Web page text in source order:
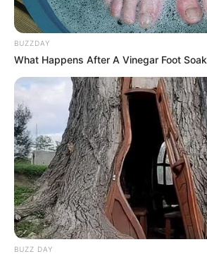
BUZZDAY
What Happens After A Vinegar Foot Soak
BUZZ DAY